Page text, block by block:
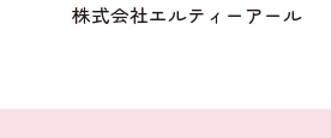
株式会社エルティーアール